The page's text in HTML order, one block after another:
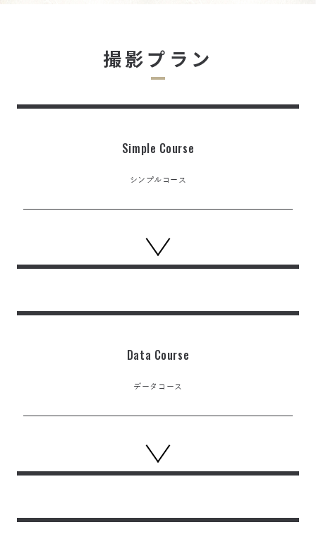
撮影プラン
Simple Course
シンプルコース
Data Course
データコース